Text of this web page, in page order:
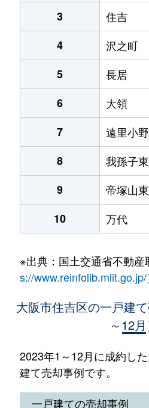
3
住吉
4
沢之町
5
長居
6
大領
7
遠里小野
8
我孫子東
9
帝塚山東
10
万代
※出典：国土交通省不動産
s://www.reinfolib.mlit.go.jp/
大阪市住吉区の一戸建
～12月
2023年1～12月に成約し
建て売却事例です。
一戸建ての売却事例